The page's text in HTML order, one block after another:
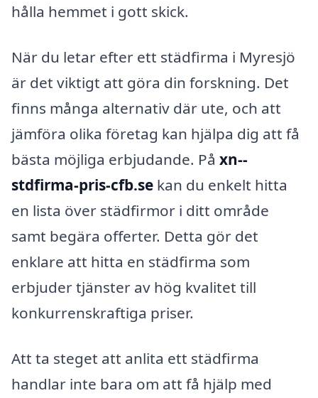
hålla hemmet i gott skick.
När du letar efter ett städfirma i Myresjö
är det viktigt att göra din forskning. Det
finns många alternativ där ute, och att
jämföra olika företag kan hjälpa dig att få
bästa möjliga erbjudande. På xn--
stdfirma-pris-cfb.se kan du enkelt hitta
en lista över städfirmor i ditt område
samt begära offerter. Detta gör det
enklare att hitta en städfirma som
erbjuder tjänster av hög kvalitet till
konkurrenskraftiga priser.
Att ta steget att anlita ett städfirma
handlar inte bara om att få hjälp med